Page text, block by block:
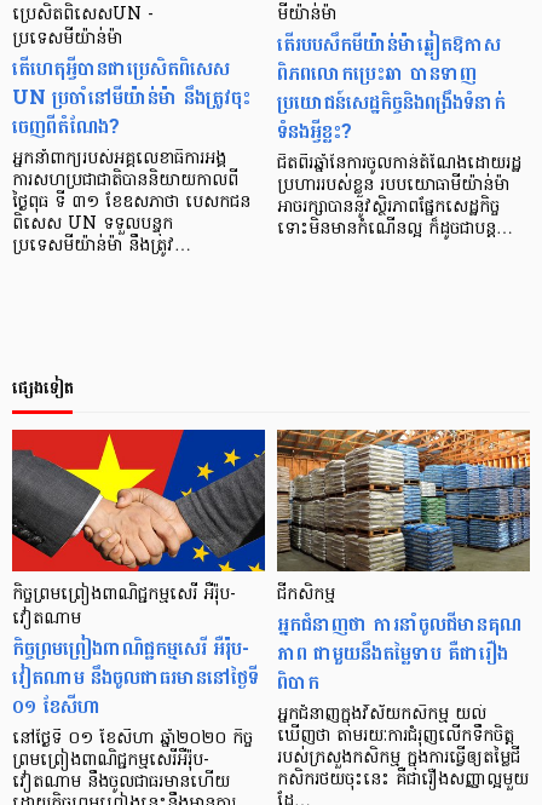
ប្រេសិតពិសេសUN -
ប្រទេសមីយ៉ាន់ម៉ា
តើហេតុអ្វីបានជាប្រេសិតពិសេស
UN ប្រចាំនៅមីយ៉ាន់ម៉ា នឹងត្រូវចុះ
ចេញពីតំណែង?
អ្នកនាំពាក្យរបស់អគ្គលេខាធិការអង្គ
ការសហប្រជាជាតិបាននិយាយកាលពី
ថ្ងៃពុធ ទី ៣១ ខែឧសភាថា បេសកជន
ពិសេស UN ទទួលបន្ទុក
ប្រទេសមីយ៉ាន់ម៉ា នឹងត្រូវ…
មីយ៉ាន់ម៉ា
តើរបបសឹកមីយ៉ាន់ម៉ាឆ្លៀតឱកាស
ពិភពលោកប្រេះឆា បានទាញ
ប្រយោជន៍សេដ្ឋកិច្ចនិងពង្រឹងទំនាក់
ទំនងអ្វីខ្លះ?
ជិតពីរឆ្នាំនៃការចូលកាន់តំណែងដោយរដ្ឋ
ប្រហាររបស់ខ្លួន របបយោធាមីយ៉ាន់ម៉ា
អាចរក្សាបាននូវស្ថិរភាពផ្នែកសេដ្ឋកិច្ច
ទោះមិនមានកំណើនល្អ ក៏ដូចជាបន្ត…
ផ្សេងទៀត
កិច្ចព្រមព្រៀង​ពាណិជ្ជកម្មសេរី អឺរ៉ុប-
វៀតណាម
កិច្ចព្រមព្រៀងពាណិជ្ជកម្មសេរី អឺរ៉ុប-
វៀតណាម នឹងចូលជាធរមាន​នៅថ្ងៃទី
០១ ខែសីហា
នៅថ្ងៃទី ០១ ខែសីហា ឆ្នាំ២០២០ កិច្ច
ព្រមព្រៀងពាណិជ្ជកម្មសេរីអឺរ៉ុប-
វៀតណាម នឹងចូលជាធរមានហើយ
ជីកសិកម្ម
អ្នកជំនាញថា ការនាំចូលជីមានគុណ
ភាព ជាមួយនឹងតម្លៃទាប គឺជារឿង
ពិបាក
អ្នកជំនាញក្នុងវិស័យកសិកម្ម យល់
ឃើញថា តាមរយៈការជំរុញលើកទឹកចិត្ត
របស់ក្រសួងកសិកម្ម ក្នុងការធ្វើឲ្យតម្លៃជី
កសិករថយចុះនេះ គឺជារឿងសញ្ញាល្អមួយ